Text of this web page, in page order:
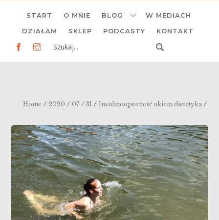
content
START O MNIE BLOG W MEDIACH
DZIAŁAM SKLEP PODCASTY KONTAKT
Home / 2020 / 07 / 31 / Insulinooporność okiem dietetyka /